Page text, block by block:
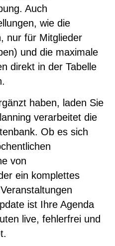
Auch
wie die
nur für Mitglieder
und die maximale
direkt in der Tabelle
haben, laden Sie
verarbeitet die
Ob es sich
von
ein komplettes
ist Ihre Agenda
live, fehlerfrei und